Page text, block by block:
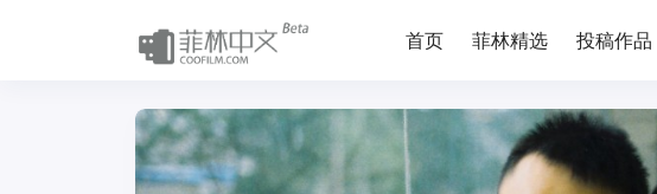
首页 菲林精选 投稿作品